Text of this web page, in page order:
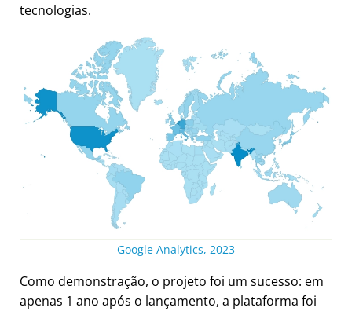
tecnologias.
Google Analytics, 2023
Como demonstração, o projeto foi um sucesso: em
apenas 1 ano após o lançamento, a plataforma foi